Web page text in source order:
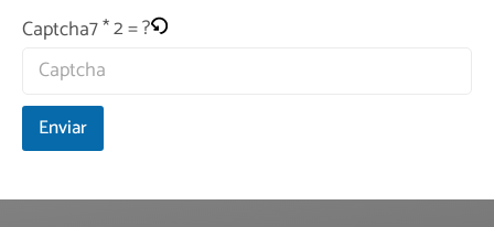
Captcha7 * 2 = ?
Enviar